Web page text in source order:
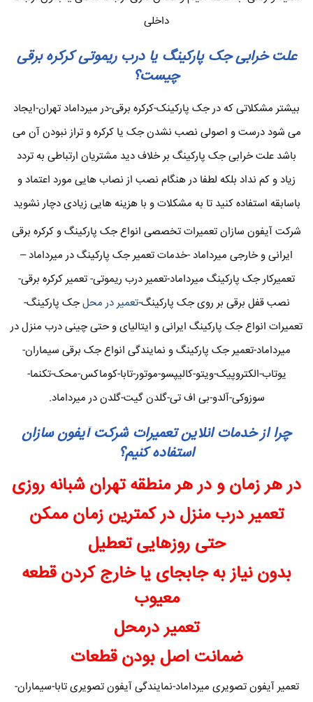
داخلی
علت خرابی جک پارکینگ یا درب ریموتی کرکره برقی
چیست؟
بیشتر مشکلاتی که در جک پارکینک-کرکره برقی-در میرداماد تهران-ایجاد
می شود درست و اصولی نصب نشدن جک یا کرکره و تراز نبودن آن می
باشد علت خرابی جک پارکینگ بر خلاف دید مشتریان ارتباطی به تردد
زیاد و کم نداد بلکه لطفا در هنگام نصب از نصاب هایی مورد اعتماد و
باسابقه استفاده کنید تا به مشکلات و با هزینه هایی زیادی دچار نشوید
شرکت آیفون سازان تعمیرات تخصصی انواع جک پارکینگ و کرکره برقی
ایرانی و خارجی میرداماد -خدمات تعمیر جک پارکینگ در میرداماد –
تعمیرکار جک پارکینگ میرداماد-تعمیر درب ریموتی- تعمیر کرکره برقی-
نصب قفل برقی بر روی جک پارکینگ-تعمیر در محلجک پارکینگ-
تعمیرات انواع جک پارکینگ ایرانی و ایتالیای و حتی چینی درب منزل در
میرداماد-تعمیر جک پارکینگ و نمایندگی انواع جک برقی سیماران-
یوتاب-الکتروپیک-ویتو-کالیپسو-موتور-تابا-کوماکس-محک-تکنما-
سوزوکی-آلدو-بی اف تی-گلدن گیت-گلدن در میرداماد.
چرا از خدمات انلاین تعمیرات شرکت آیفون سازان
استفاده کنیم؟
در هر زمان و در هر منطقه تهران شبانه روزی
تعمیر درب منزل در کمترین زمان ممکن
حتی روزهایی تعطیل
بدون نیاز به جابجای یا خارج کردن قطعه
معیوب
تعمیر درمحل
ضمانت اصل بودن قطعات
تعمیر آیفون تصویری میرداماد-نمایندگی آیفون تصویری تابا-سیماران-